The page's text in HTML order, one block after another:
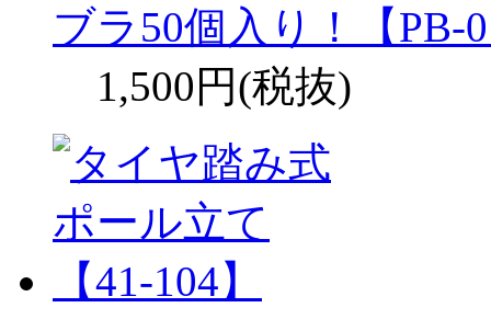
ブラ50個入り！【PB-
1,500円(税抜)